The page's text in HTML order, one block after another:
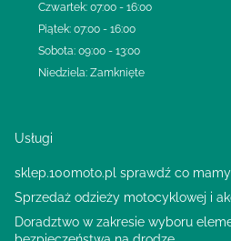
Czwartek: 07:00 - 16:00
Piątek: 07:00 - 16:00
Sobota: 09:00 - 13:00
Niedziela: Zamknięte
Usługi
sklep.100moto.pl sprawdź co
Sprzedaż odzieży motocyklowej i
Doradztwo w zakresie wyboru